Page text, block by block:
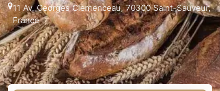
11 Av. Georges Clemenceau, 70300 Saint-Sauveur,
France